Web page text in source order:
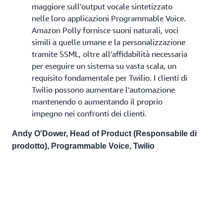
maggiore sull'output vocale sintetizzato
nelle loro applicazioni Programmable Voice.
Amazon Polly fornisce suoni naturali, voci
simili a quelle umane e la personalizzazione
tramite SSML, oltre all'affidabilità necessaria
per eseguire un sistema su vasta scala, un
requisito fondamentale per Twilio. I clienti di
Twilio possono aumentare l'automazione
mantenendo o aumentando il proprio
impegno nei confronti dei clienti.
Andy O'Dower, Head of Product (Responsabile di
prodotto), Programmable Voice, Twilio